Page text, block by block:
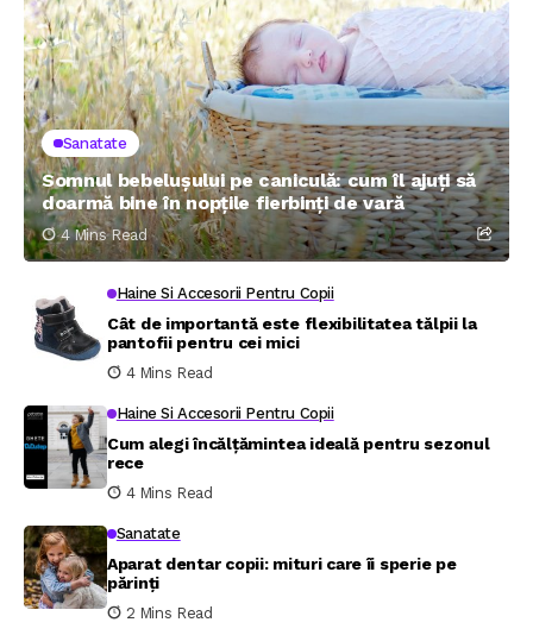
Sanatate
Somnul bebelușului pe caniculă: cum îl ajuți să
doarmă bine în nopțile fierbinți de vară
4 Mins Read
Haine Si Accesorii Pentru Copii
Cât de importantă este flexibilitatea tălpii la
pantofii pentru cei mici
4 Mins Read
Haine Si Accesorii Pentru Copii
Cum alegi încălțămintea ideală pentru sezonul
rece
4 Mins Read
Sanatate
Aparat dentar copii: mituri care îi sperie pe
părinți
2 Mins Read